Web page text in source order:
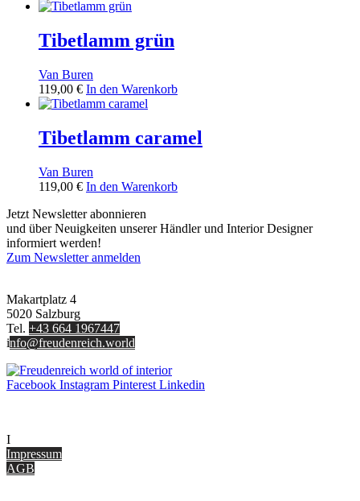
Tibetlamm grün
Van Buren
119,00 € In den Warenkorb
Tibetlamm caramel
Van Buren
119,00 € In den Warenkorb
Jetzt Newsletter abonnieren
und über Neuigkeiten unserer Händler und Interior Designer
informiert werden!
Zum Newsletter anmelden
Makartplatz 4
5020 Salzburg
Tel. +43 664 1967447
info@freudenreich.world
Facebook Instagram Pinterest Linkedin
I
Impressum
AGB